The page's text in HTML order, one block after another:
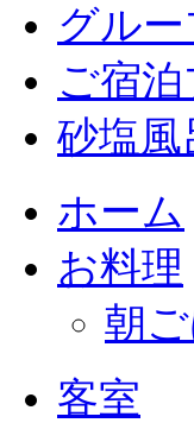
グル
ご宿
砂塩風
ホーム
お料理
朝
客室